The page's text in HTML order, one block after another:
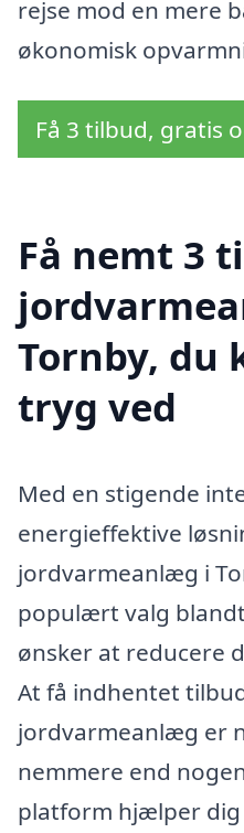
rejse mod en mere
økonomisk
Få 3 tilbud, gratis
Få nemt 3
Tornby, du
tryg ved
Med en stigende
energieffektive
jordvarmeanlæg i
populært valg
ønsker at reducere
At få indhentet
jordvarmeanlæg er
nemmere end
platform hjælper